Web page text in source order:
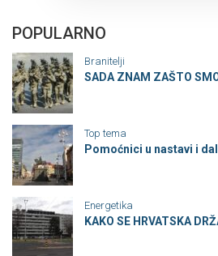
POPULARNO
Branitelji
SADA ZNAM ZAŠTO
Top tema
Pomoćnici u nastavi i
Energetika
KAKO SE HRVATSKA